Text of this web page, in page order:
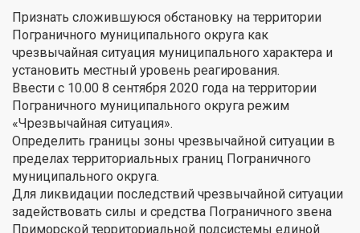
Признать сложившуюся обстановку на территории
Пограничного муниципального округа как
чрезвычайная ситуация муниципального характера и
установить местный уровень реагирования.
Ввести с 10.00 8 сентября 2020 года на территории
Пограничного муниципального округа режим
«Чрезвычайная ситуация».
Определить границы зоны чрезвычайной ситуации в
пределах территориальных границ Пограничного
муниципального округа.
Для ликвидации последствий чрезвычайной ситуации
задействовать силы и средства Пограничного звена
Приморской территориальной подсистемы единой